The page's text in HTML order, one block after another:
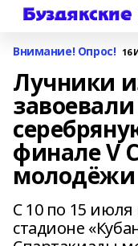
Внимание! Опрос! 16
Лучники
финале V
молодёжи
С 10 по 15 июля
стадионе